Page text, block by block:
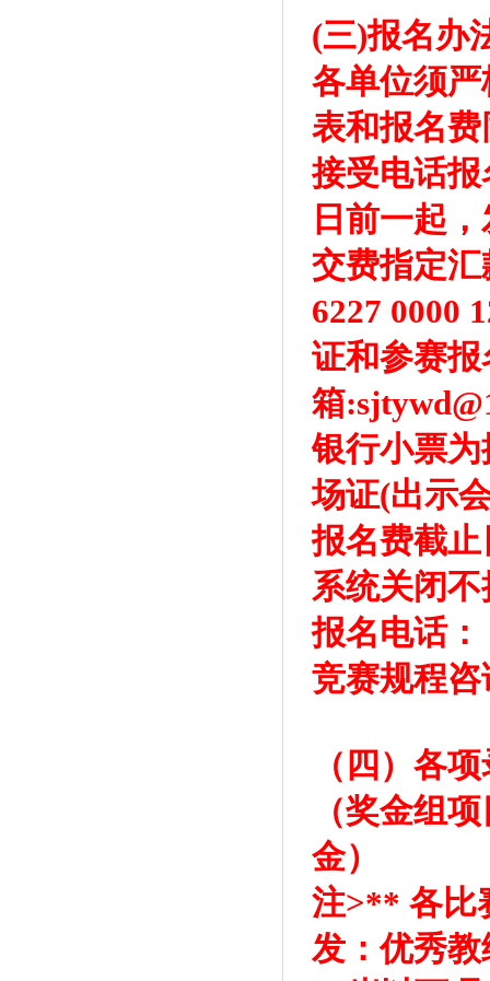
(三)报名办
各单位须
表和报名
接受电话报
日前一起
交费指定
6227 0000
证和参赛
箱
银行小票
场证(出示
报名费截止
系统关闭
报名电话：
竞赛规程咨
（四）各
（奖金组
金）
注>** 各比
发：优秀